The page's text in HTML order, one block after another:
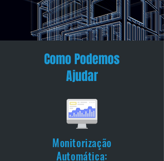
Como Podemos
Ajudar
Monitorização
Automática: